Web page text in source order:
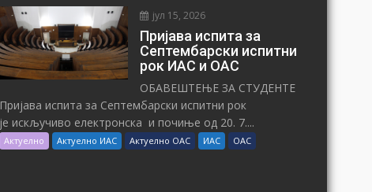
јул 15, 2026
Пријава испита за
Септембарски испитни
рок ИАС и ОАС
ОБАВЕШТЕЊЕ ЗА СТУДЕНТЕ
Пријава испита за Септембарски испитни рок
је искључиво електронска и почиње од 20. 7....
Актуелно Актуелно ИАС Актуелно ОАС ИАС ОАС